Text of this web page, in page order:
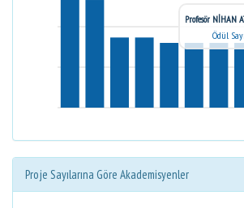
Profesör NİHAN
Ödül
Proje Sayılarına Göre Akademisyenler